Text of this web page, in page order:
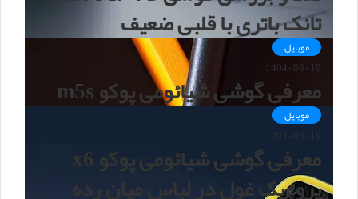
تانک باتری با قلبی ضعیف
موبایل
1404-08-19
معرفی گوشی شیائومی پوکو m5s
موبایل
1404-08-19
معرفی گوشی شیائومی پوکو x6
پرو؛ یک غول در لباس میان رده